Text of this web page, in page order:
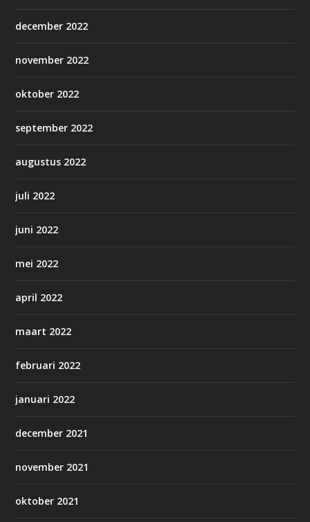
december 2022
november 2022
oktober 2022
september 2022
augustus 2022
juli 2022
juni 2022
mei 2022
april 2022
maart 2022
februari 2022
januari 2022
december 2021
november 2021
oktober 2021